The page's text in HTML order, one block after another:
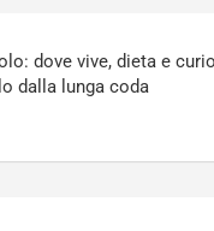
dove vive, dieta e
dalla lunga coda